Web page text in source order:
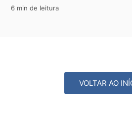
6 min de leitura
VOLTAR AO